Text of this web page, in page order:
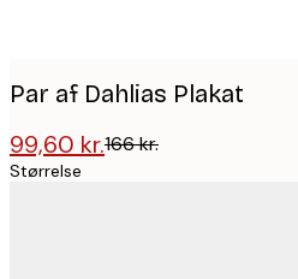
Par af Dahlias Plakat
99,60 kr.166 kr.
Størrelse